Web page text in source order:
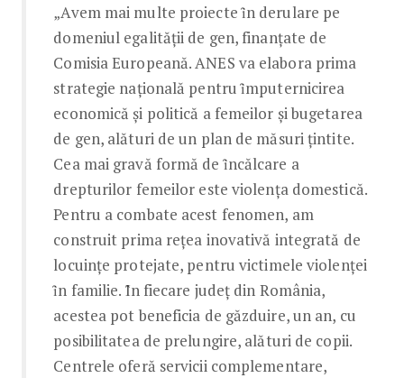
„Avem mai multe proiecte ȋn derulare pe
domeniul egalității de gen, finanțate de
Comisia Europeană. ANES va elabora prima
strategie națională pentru ȋmputernicirea
economică și politică a femeilor și bugetarea
de gen, alături de un plan de măsuri țintite.
Cea mai gravă formă de ȋncălcare a
drepturilor femeilor este violența domestică.
Pentru a combate acest fenomen, am
construit prima rețea inovativă integrată de
locuințe protejate, pentru victimele violenței
ȋn familie. Ȋn fiecare județ din România,
acestea pot beneficia de găzduire, un an, cu
posibilitatea de prelungire, alături de copii.
Centrele oferă servicii complementare,